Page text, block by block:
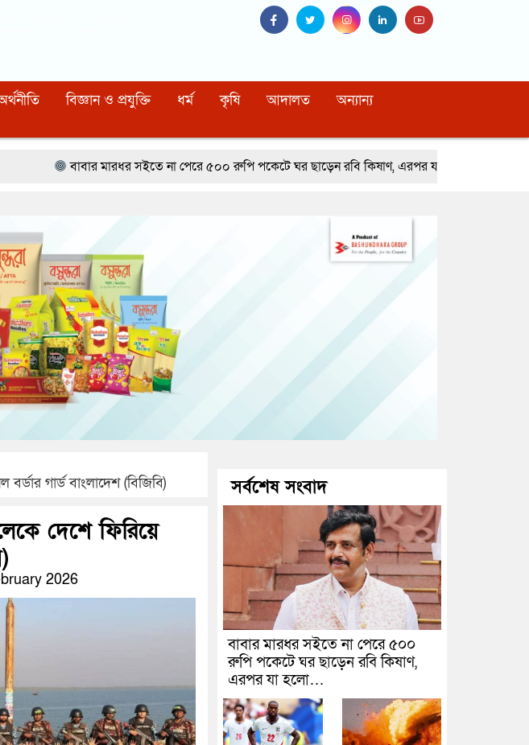
বিজ্ঞান ও প্রযুক্তি ধর্ম কৃষি আদালত অন্যান্য
মারধর সইতে না পেরে ৫০০ রুপি পকেটে ঘর ছাড়েন রবি কিষাণ, এরপর যা হলো… নাইটক্লাবে মারামারি করে
গার্ড বাংলাদেশ (বিজিবি)
দেশে ফিরিয়ে
2026
সর্বশেষ সংবাদ
বাবার মারধর সইতে না পেরে ৫০০
রুপি পকেটে ঘর ছাড়েন রবি কিষাণ,
এরপর যা হলো…